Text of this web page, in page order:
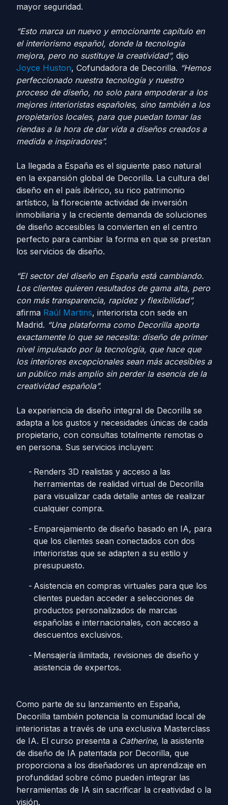
mayor seguridad.
“Esto marca un nuevo y emocionante capítulo en
el interiorismo español, donde la tecnología
mejora, pero no sustituye la creatividad”, dijo
Joyce Huston, Cofundadora de Decorilla. “Hemos
perfeccionado nuestra tecnología y nuestro
proceso de diseño, no solo para empoderar a los
mejores interioristas españoles, sino también a los
propietarios locales, para que puedan tomar las
riendas a la hora de dar vida a diseños creados a
medida e inspiradores”.
La llegada a España es el siguiente paso natural
en la expansión global de Decorilla. La cultura del
diseño en el país ibérico, su rico patrimonio
artístico, la floreciente actividad de inversión
inmobiliaria y la creciente demanda de soluciones
de diseño accesibles la convierten en el centro
perfecto para cambiar la forma en que se prestan
los servicios de diseño.
“El sector del diseño en España está cambiando.
Los clientes quieren resultados de gama alta, pero
con más transparencia, rapidez y flexibilidad”,
afirma Raúl Martins, interiorista con sede en
Madrid. “Una plataforma como Decorilla aporta
exactamente lo que se necesita: diseño de primer
nivel impulsado por la tecnología, que hace que
los interiores excepcionales sean más accesibles a
un público más amplio sin perder la esencia de la
creatividad española”.
La experiencia de diseño integral de Decorilla se
adapta a los gustos y necesidades únicas de cada
propietario, con consultas totalmente remotas o
en persona. Sus servicios incluyen:
Renders 3D realistas y acceso a las
herramientas de realidad virtual de Decorilla
para visualizar cada detalle antes de realizar
cualquier compra.
Emparejamiento de diseño basado en IA, para
que los clientes sean conectados con dos
interioristas que se adapten a su estilo y
presupuesto.
Asistencia en compras virtuales para que los
clientes puedan acceder a selecciones de
productos personalizados de marcas
españolas e internacionales, con acceso a
descuentos exclusivos.
Mensajería ilimitada, revisiones de diseño y
asistencia de expertos.
Como parte de su lanzamiento en España,
Decorilla también potencia la comunidad local de
interioristas a través de una exclusiva Masterclass
de IA. El curso presenta a Catherine, la asistente
de diseño de IA patentada por Decorilla, que
proporciona a los diseñadores un aprendizaje en
profundidad sobre cómo pueden integrar las
herramientas de IA sin sacrificar la creatividad o la
visión.